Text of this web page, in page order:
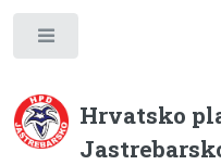
Hrvatsko